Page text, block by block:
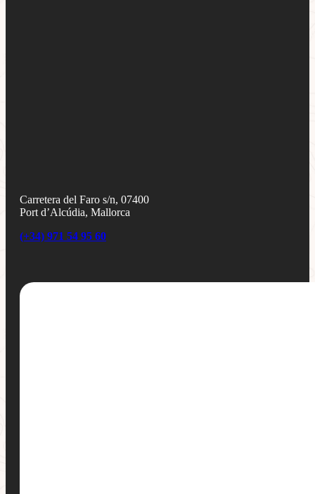
Carretera del Faro s/n, 07400
Port d’Alcúdia, Mallorca
(+34) 971 54 95 60